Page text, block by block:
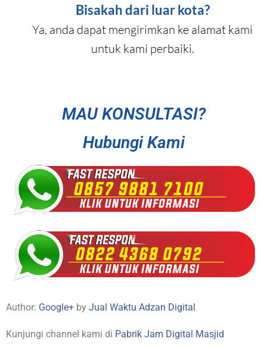
Bisakah dari luar kota?
Ya, anda dapat mengirimkan ke alamat kami
untuk kami perbaiki.
MAU KONSULTASI?
Hubungi Kami
Author: Google+ by Jual Waktu Adzan Digital
Kunjungi channel kami di Pabrik Jam Digital Masjid